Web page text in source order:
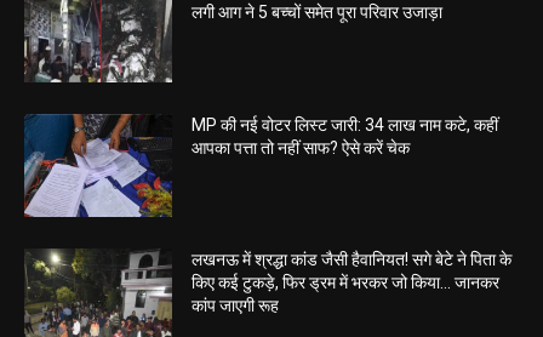
लगी आग ने 5 बच्चों समेत पूरा परिवार उजाड़ा
MP की नई वोटर लिस्ट जारी: 34 लाख नाम कटे, कहीं
आपका पत्ता तो नहीं साफ? ऐसे करें चेक
लखनऊ में श्रद्धा कांड जैसी हैवानियत! सगे बेटे ने पिता के
किए कई टुकड़े, फिर ड्रम में भरकर जो किया… जानकर
कांप जाएगी रूह